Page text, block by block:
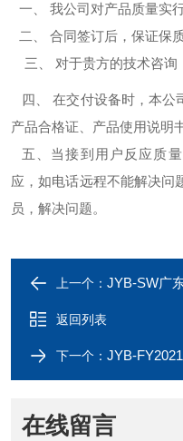
一、 我公司对产品质量实
二、 合同签订后，保证保
三、 对于贵方的技术咨询
四、 在交付设备时，本公
产品合格证、产品使用说明
五、当接到用户反应质
应，如电话远程不能解决问
员，解决问题。
上一个： JYB-SW广
返回列表
下一个： JYB-
在线留言